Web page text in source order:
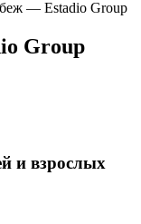
— Estadio Group
Group
и взрослых